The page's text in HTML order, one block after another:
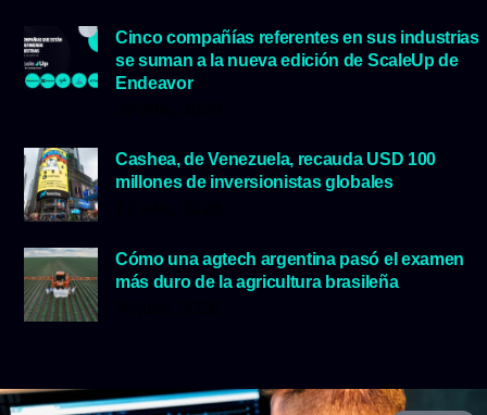
Cinco compañías referentes en sus industrias
se suman a la nueva edición de ScaleUp de
Endeavor
Cashea, de Venezuela, recauda USD 100
millones de inversionistas globales
Cómo una agtech argentina pasó el examen
más duro de la agricultura brasileña